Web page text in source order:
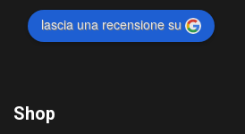
lascia una recensione su
Shop